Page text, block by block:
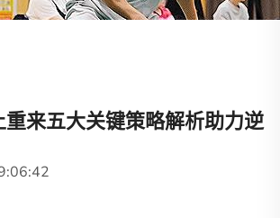
重来五大关键策略解析助力逆